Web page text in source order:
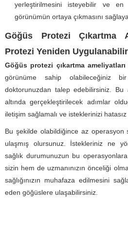
yerleştirilmesini isteyebilir ve
görünümün ortaya çıkmasını
Göğüs Protezi Çıkartma
Protezi Yeniden
Göğüs protezi çıkartma ameliyatları
görünüme sahip olabileceğiniz bir
doktorunuzdan talep edebilirsiniz. Bu
altında gerçekleştirilecek adımlar
iletişim sağlamalı ve isteklerinizi
Bu şekilde olabildiğince az operasyon
ulaşmış olursunuz. İstekleriniz ne
sağlık durumunuzun bu
sizin hem de uzmanınızın önceliği
sağlığınızın muhafaza edilmesini
eden göğüslere ulaşabilirsiniz.